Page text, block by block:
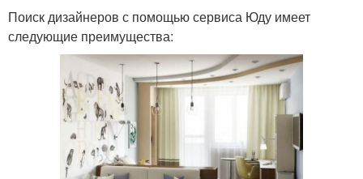
Поиск дизайнеров с помощью сервиса Юду имеет
следующие преимущества: